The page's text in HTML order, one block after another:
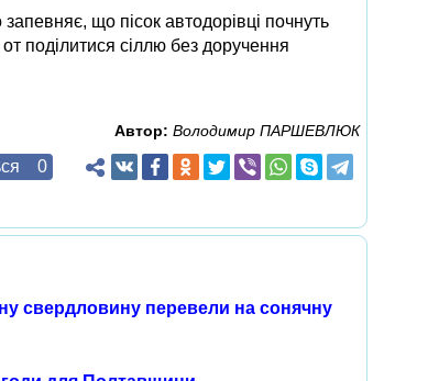
що пісок автодорівці почнуть
поділитися сіллю без доручення
Автор: Володимир ПАРШЕВЛЮК
0
свердловину перевели на сонячну